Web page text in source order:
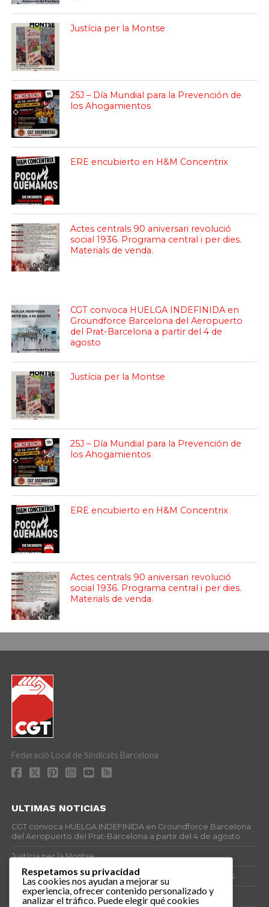
Justícia per la Montse
25J – Día Mundial para la Prevención de
los Ahogamientos
ERE encubierto en H&M Concentrix
Actes centrals 90 aniversari revolució
social 1936. Programa central i per dies.
Materials de venda.
CGT convoca HUELGA INDEFINIDA en
Groundforce Barcelona del Aeropuerto
del Prat-Barcelona a partir del 4 de
agosto
Justícia per la Montse
25J – Día Mundial para la Prevención de
los Ahogamientos
ERE encubierto en H&M Concentrix
Actes centrals 90 aniversari revolució
social 1936. Programa central i per dies.
Materials de venda.
Federació Local de Sindicats Barcelona
ULTIMAS NOTICIAS
CGT convoca HUELGA INDEFINIDA en Groundforce Barcelona
del Aeropuerto del Prat-Barcelona a partir del 4 de agosto
Justícia per la Montse
25J – Día Mundial para la Prevención de los Ahogamientos
ERE encubierto en H&M Concentrix
Respetamos su privacidad
Las cookies nos ayudan a mejorar su
experiencia, ofrecer contenido personalizado y
analizar el tráfico. Puede elegir qué cookies